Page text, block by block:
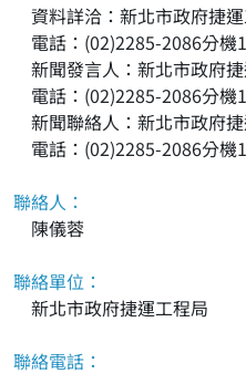
資料詳洽：新北市政府捷
電話：(02)2285-2086分機
新聞發言人：新北市政府
電話：(02)2285-2086分機
新聞聯絡人：新北市政府
電話：(02)2285-2086分機
聯絡人：
陳儀蓉
聯絡單位：
新北市政府捷運工程局
聯絡電話：